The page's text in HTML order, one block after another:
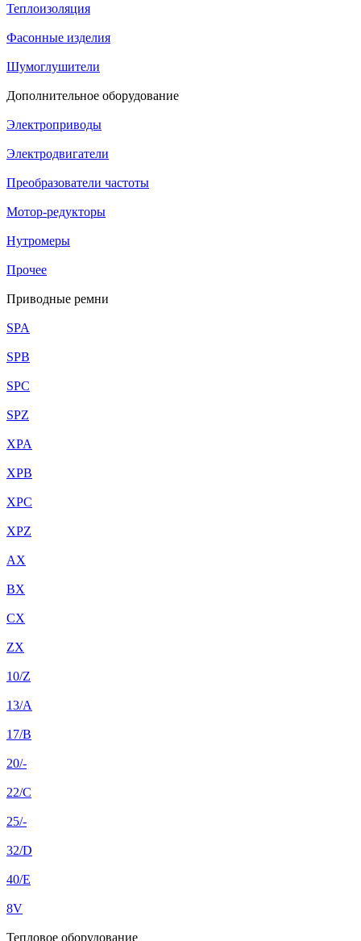
Теплоизоляция
Фасонные изделия
Шумоглушители
Дополнительное оборудование
Электроприводы
Электродвигатели
Преобразователи частоты
Мотор-редукторы
Нутромеры
Прочее
Приводные ремни
SPA
SPB
SPC
SPZ
XPA
XPB
XPC
XPZ
AX
BX
CX
ZX
10/Z
13/A
17/B
20/-
22/C
25/-
32/D
40/E
8V
Тепловое оборудование